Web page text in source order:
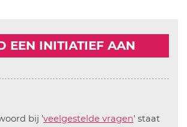
EEN INITIATIEF AAN
bij 'veelgestelde vragen' staat